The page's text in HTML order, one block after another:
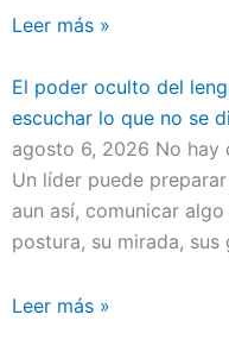
Leer más »
El poder oculto del
escuchar lo que no se
agosto 6, 2026 No hay
Un líder puede
aun así, comunicar
postura, su mirada,
Leer más »